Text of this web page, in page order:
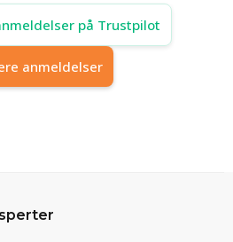
på Trustpilot
anmeldelser